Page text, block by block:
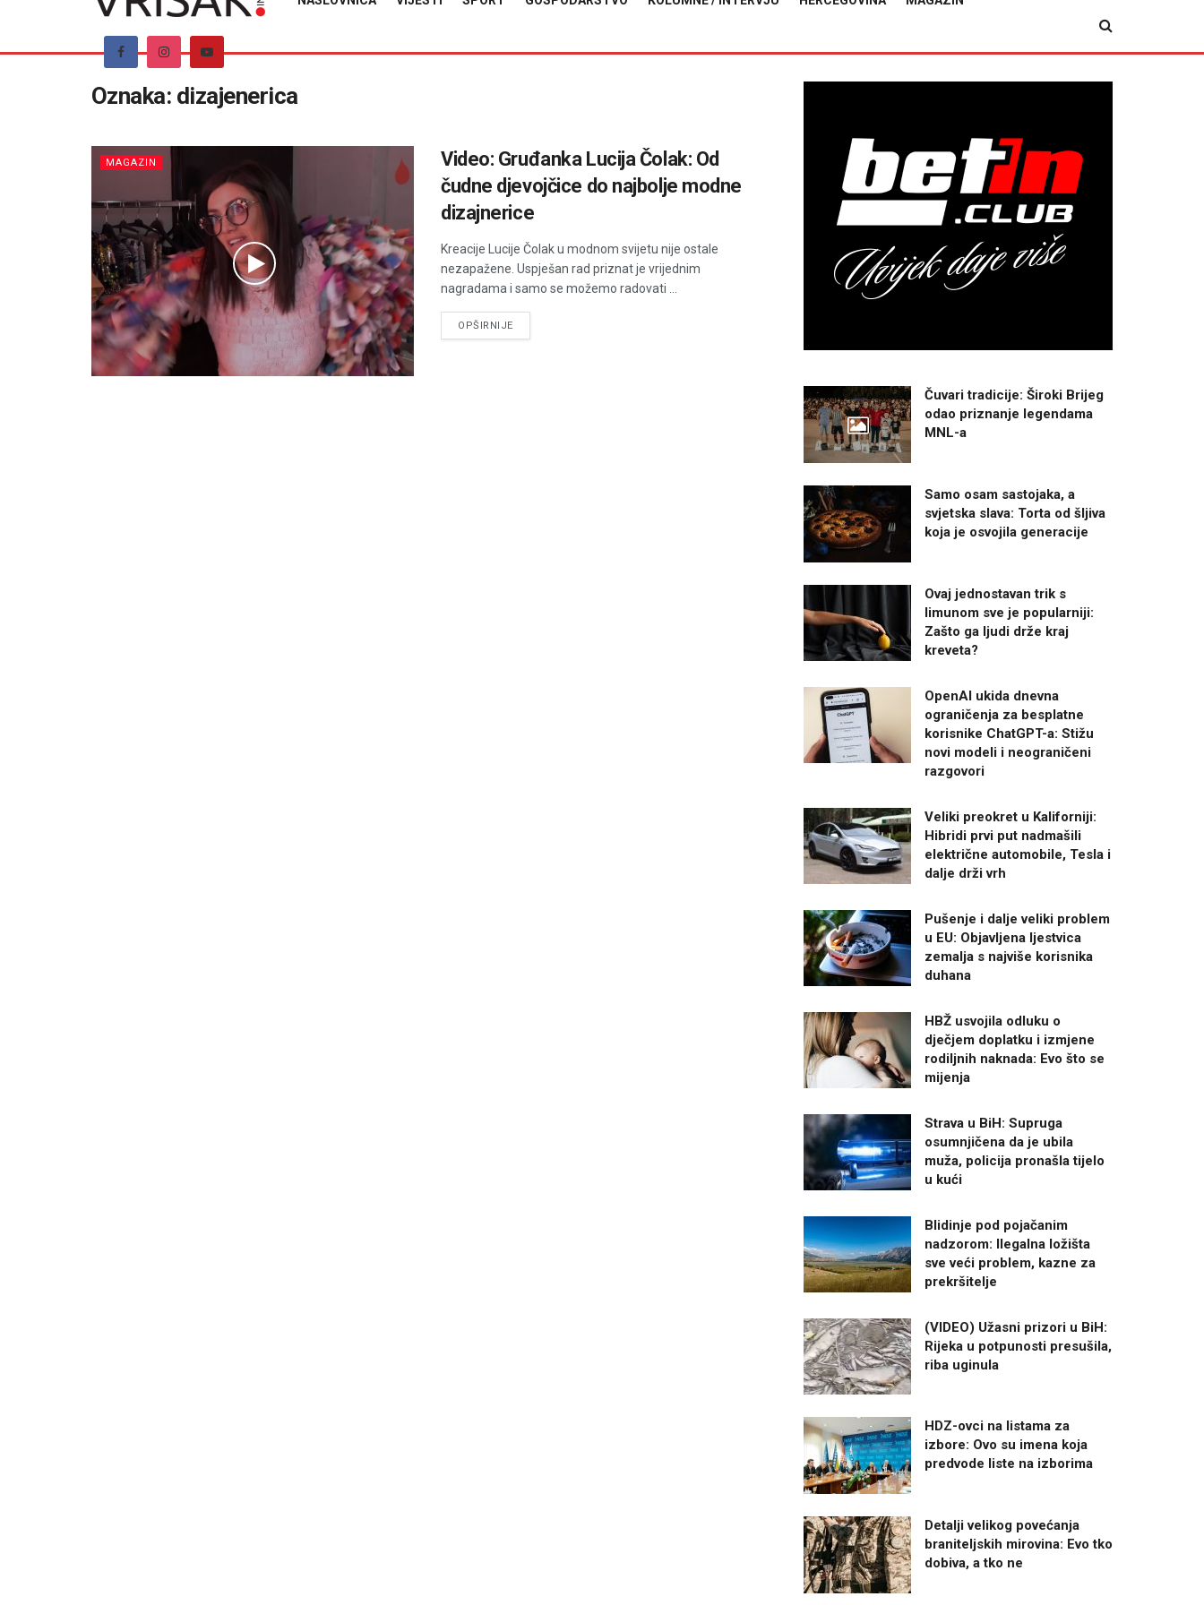
Oznaka: dizajenerica
MAGAZIN
Video: Gruđanka Lucija Čolak: Od
čudne djevojčice do najbolje modne
dizajnerice
Kreacije Lucije Čolak u modnom svijetu nije ostale
nezapažene. Uspješan rad priznat je vrijednim
nagradama i samo se možemo radovati ...
OPŠIRNIJEDETAILS
Čuvari tradicije: Široki Brijeg
odao priznanje legendama
MNL-a
Samo osam sastojaka, a
svjetska slava: Torta od šljiva
koja je osvojila generacije
Ovaj jednostavan trik s
limunom sve je popularniji:
Zašto ga ljudi drže kraj
kreveta?
OpenAI ukida dnevna
ograničenja za besplatne
korisnike ChatGPT-a: Stižu
novi modeli i neograničeni
razgovori
Veliki preokret u Kaliforniji:
Hibridi prvi put nadmašili
električne automobile, Tesla i
dalje drži vrh
Pušenje i dalje veliki problem
u EU: Objavljena ljestvica
zemalja s najviše korisnika
duhana
HBŽ usvojila odluku o
dječjem doplatku i izmjene
rodiljnih naknada: Evo što se
mijenja
Strava u BiH: Supruga
osumnjičena da je ubila
muža, policija pronašla tijelo
u kući
Blidinje pod pojačanim
nadzorom: Ilegalna ložišta
sve veći problem, kazne za
prekršitelje
(VIDEO) Užasni prizori u BiH:
Rijeka u potpunosti presušila,
riba uginula
HDZ-ovci na listama za
izbore: Ovo su imena koja
predvode liste na izborima
Detalji velikog povećanja
braniteljskih mirovina: Evo tko
dobiva, a tko ne